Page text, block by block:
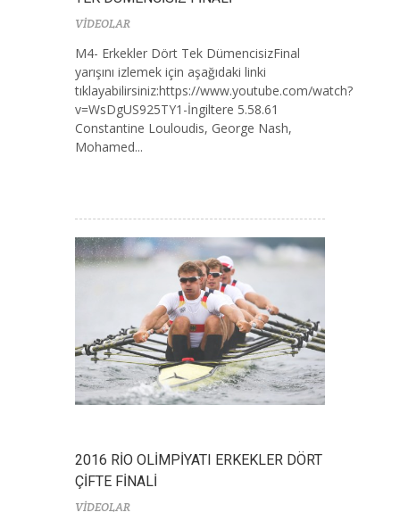
VİDEOLAR
M4- Erkekler Dört Tek DümencisizFinal
yarışını izlemek için aşağıdaki linki
tıklayabilirsiniz:https://www.youtube.com/watch?
v=WsDgUS925TY1-İngiltere 5.58.61
Constantine Louloudis, George Nash,
Mohamed...
2016 RİO OLİMPİYATI ERKEKLER DÖRT
ÇİFTE FİNALİ
VİDEOLAR